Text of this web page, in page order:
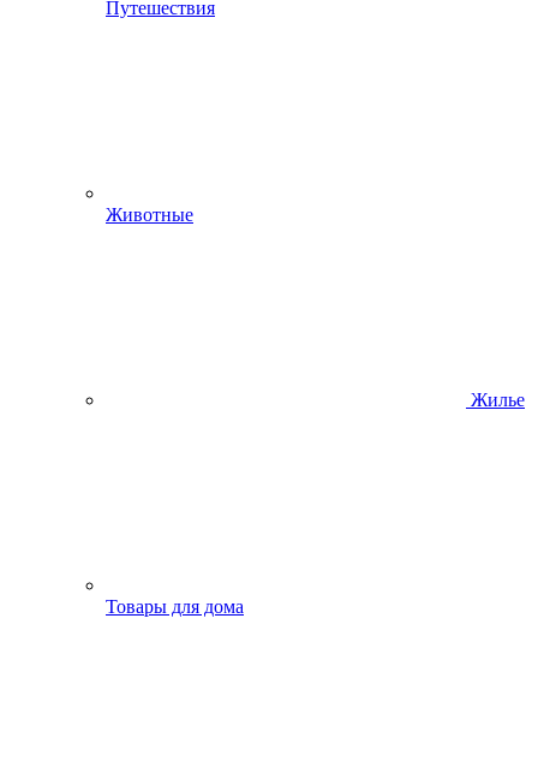
Путешествия
Животные
Жилье
Товары для дома